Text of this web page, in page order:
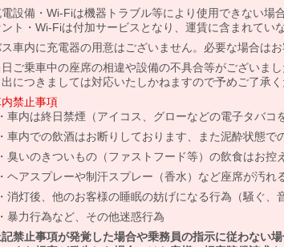
電設備・Wi-Fiは機器トラブル等により使用できない
ント・Wi-Fiは付加サービスとなり、運賃に含まれていな
車内に充電器の用意はございません。必要な場合はお
日ご乗車中の座席の相違や設備の不具合等がございま
出につきましては対応いたしかねますので予めご了承く
禁止事項
車内は終日禁煙（アイコス、グローなどの電子タバコ
車内での飲酒はお断りしております、また泥酔状態で
臭いのきついもの（ファストフード等）の飲食はお控
ヘアスプレーや制汗スプレー（香水）など座席が汚れ
消灯後、他のお客様の睡眠の妨げになる行為（騒ぐ
暴力行為など、その他迷惑行為
記禁止事項が発覚した場合や乗務員の指示に従わない